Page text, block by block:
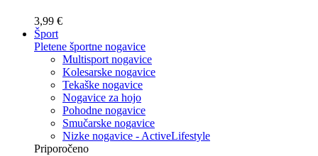
3,99 €
Šport
Pletene športne nogavice
Multisport nogavice
Kolesarske nogavice
Tekaške nogavice
Nogavice za hojo
Pohodne nogavice
Smučarske nogavice
Nizke nogavice - ActiveLifestyle
Priporočeno